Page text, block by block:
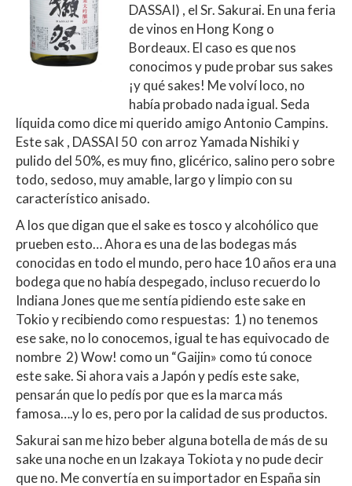
DASSAI) , el Sr. Sakurai. En una feria
de vinos en Hong Kong o
Bordeaux. El caso es que nos
conocimos y pude probar sus sakes
¡y qué sakes! Me volví loco, no
había probado nada igual. Seda
líquida como dice mi querido amigo Antonio Campins.
Este sak , DASSAI 50 con arroz Yamada Nishiki y
pulido del 50%, es muy fino, glicérico, salino pero sobre
todo, sedoso, muy amable, largo y limpio con su
característico anisado.
A los que digan que el sake es tosco y alcohólico que
prueben esto… Ahora es una de las bodegas más
conocidas en todo el mundo, pero hace 10 años era una
bodega que no había despegado, incluso recuerdo lo
Indiana Jones que me sentía pidiendo este sake en
Tokio y recibiendo como respuestas: 1) no tenemos
ese sake, no lo conocemos, igual te has equivocado de
nombre 2) Wow! como un “Gaijin» como tú conoce
este sake. Si ahora vais a Japón y pedís este sake,
pensarán que lo pedís por que es la marca más
famosa….y lo es, pero por la calidad de sus productos.
Sakurai san me hizo beber alguna botella de más de su
sake una noche en un Izakaya Tokiota y no pude decir
que no. Me convertía en su importador en España sin